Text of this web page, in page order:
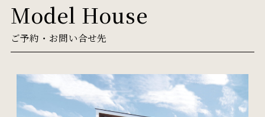
Model House
ご予約・お問い合せ先